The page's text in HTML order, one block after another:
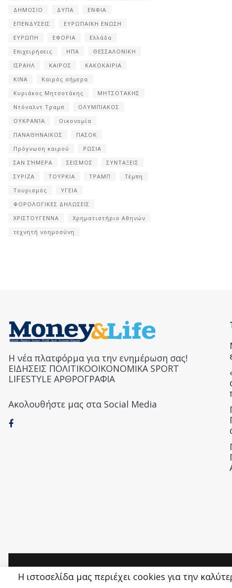
ΔΗΜΟΣΙΟ
ΔΥΠΑ
ΕΝΦΙΑ
ΕΠΕΝΔΥΣΕΙΣ
ΕΥΡΩΠΑΪΚΗ ΕΝΩΣΗ
ΕΥΡΩΠΗ
ΕΦΟΡΙΑ
Ελλάδα
Επιχειρήσεις
ΗΠΑ
ΘΕΣΣΑΛΟΝΙΚΗ
ΙΣΡΑΗΛ
ΚΑΙΡΟΣ
ΚΑΚΟΚΑΙΡΙΑ
ΚΙΝΑ
Καιρός σήμερα
Κυριάκος Μητσοτάκης
ΜΗΤΣΟΤΑΚΗΣ
Ντόναλντ Τραμπ
ΟΛΥΜΠΙΑΚΟΣ
ΟΥΚΡΑΝΊΑ
Οικονομία
ΠΑΝΑΘΗΝΑΙΚΟΣ
ΠΑΣΟΚ
Πρόγνωση καιρού
ΡΩΣΙΑ
ΣΑΝ ΣΉΜΕΡΑ
ΣΕΙΣΜΟΣ
ΣΥΝΤΑΞΕΙΣ
ΣΥΡΙΖΑ
ΤΟΥΡΚΙΑ ΤΡΑΜΠ
Τέμπη
Τουρισμός
ΥΓΕΙΑ
ΦΟΡΟΛΟΓΙΚΕΣ ΔΗΛΩΣΕΙΣ
ΧΡΙΣΤΟΥΓΕΝΝΑ
Χρηματιστήριο Αθηνών
τεχνητή νοημοσύνη
Η νέα πλατφόρμα για την ενημέρωση σας!
ΕΙΔΗΣΕΙΣ ΠΟΛΙΤΙΚΟΟΙΚΟΝΟΜΙΚΑ SPORT
LIFESTYLE ΑΡΘΡΟΓΡΑΦΙΑ
Ακολουθήστε μας στα Social Media
Η ιστοσελίδα μας περιέχει cookies για την